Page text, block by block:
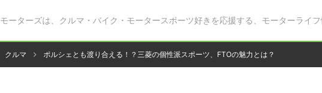
モーターズは、クルマ・バイク・モータースポーツ好きを応援する、モーターライフ
クルマ ポルシェとも渡り合える！？三菱の個性派スポーツ、FTOの魅力とは？